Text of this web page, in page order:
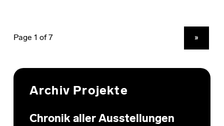
»
Archiv Projekte
Chronik aller Ausstellungen